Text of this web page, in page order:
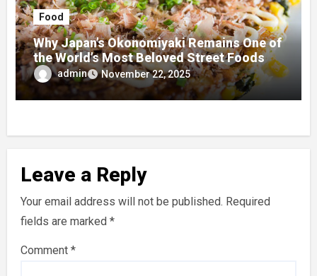
Food
Why Japan’s Okonomiyaki Remains One of
the World’s Most Beloved Street Foods
admin November 22, 2025
Leave a Reply
Your email address will not be published. Required
fields are marked *
Comment *